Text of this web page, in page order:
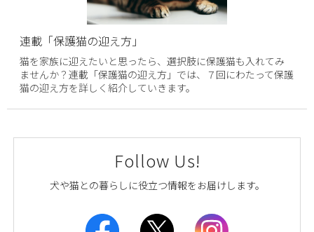
連載「保護猫の迎え方」
猫を家族に迎えたいと思ったら、選択肢に保護猫も入れてみ
ませんか？連載「保護猫の迎え方」では、７回にわたって保護
猫の迎え方を詳しく紹介していきます。
Follow Us!
犬や猫との暮らしに役立つ情報をお届けします。